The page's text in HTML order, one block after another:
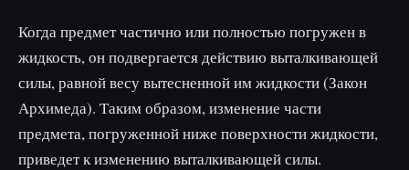
Когда предмет частично или полностью погружен в
жидкость, он подвергается действию выталкивающей
силы, равной весу вытесненной им жидкости (Закон
Архимеда). Таким образом, изменение части
предмета, погруженной ниже поверхности жидкости,
приведет к изменению выталкивающей силы.